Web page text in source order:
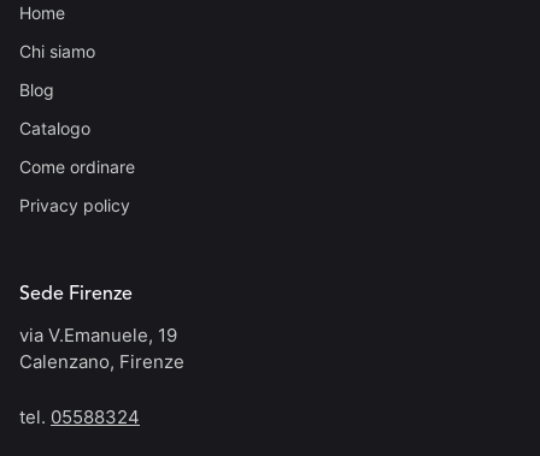
Home
Chi siamo
Blog
Catalogo
Come ordinare
Privacy policy
Sede Firenze
via V.Emanuele, 19
Calenzano, Firenze
tel. 05588324